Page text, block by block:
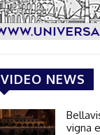
VIDEO NEWS
vigna